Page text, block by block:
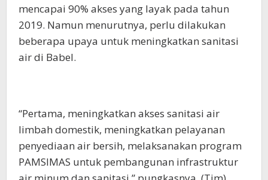
mencapai 90% akses yang layak pada tahun
2019. Namun menurutnya, perlu dilakukan
beberapa upaya untuk meningkatkan sanitasi
air di Babel.
“Pertama, meningkatkan akses sanitasi air
limbah domestik, meningkatkan pelayanan
penyediaan air bersih, melaksanakan program
PAMSIMAS untuk pembangunan infrastruktur